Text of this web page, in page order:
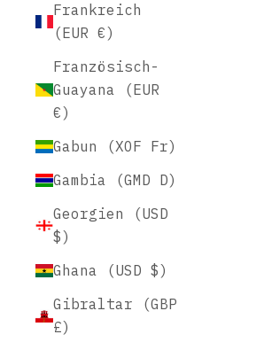
Frankreich
(EUR €)
Französisch-
Guayana (EUR
€)
Gabun (XOF Fr)
Gambia (GMD D)
Georgien (USD
$)
Ghana (USD $)
Gibraltar (GBP
£)